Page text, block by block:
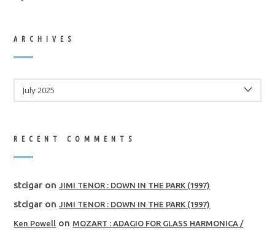
ARCHIVES
RECENT COMMENTS
stcigar on JIMI TENOR : DOWN IN THE PARK (1997)
stcigar on JIMI TENOR : DOWN IN THE PARK (1997)
Ken Powell on MOZART : ADAGIO FOR GLASS HARMONICA /